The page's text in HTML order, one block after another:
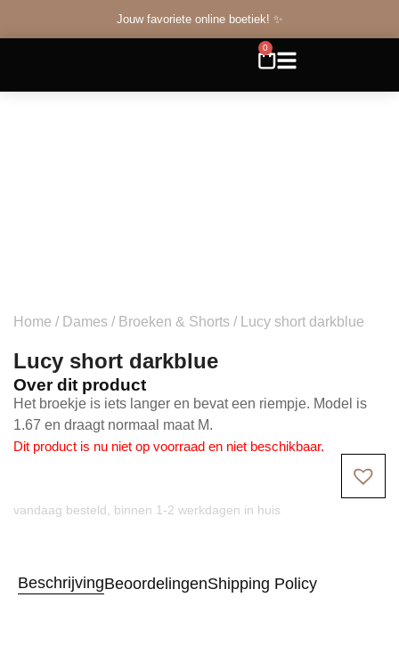
Jouw favoriete online boetiek! ✨
0
Home / Dames / Broeken & Shorts / Lucy short darkblue
Lucy short darkblue
Over dit product
Het broekje is iets langer en bevat een riempje. Model is
1.67 en draagt normaal maat M.
Dit product is nu niet op voorraad en niet beschikbaar.
vandaag besteld, binnen 1-2 werkdagen in huis
BeschrijvingBeoordelingenShipping Policy